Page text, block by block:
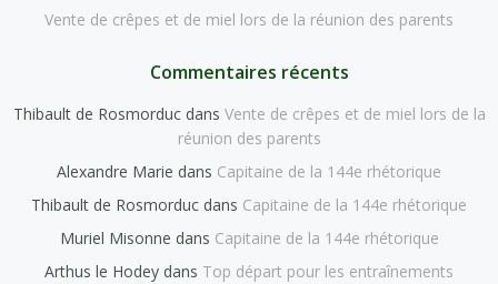
Vente de crêpes et de miel lors de la réunion des parents
Commentaires récents
Thibault de Rosmorducdans Vente de crêpes et de miel lors de la
réunion des parents
Alexandre Marie dans Capitaine de la 144e rhétorique
Thibault de Rosmorduc dans Capitaine de la 144e rhétorique
Muriel Misonne dans Capitaine de la 144e rhétorique
Arthus le Hodey dans Top départ pour les entraînements